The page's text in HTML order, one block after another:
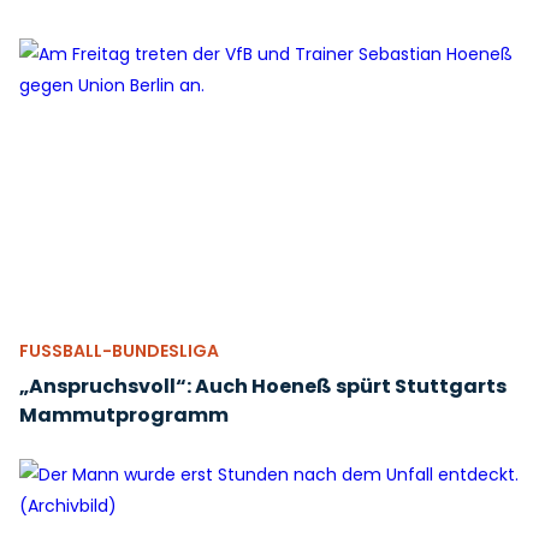
FUSSBALL-BUNDESLIGA
„Anspruchsvoll“: Auch Hoeneß spürt Stuttgarts
Mammutprogramm